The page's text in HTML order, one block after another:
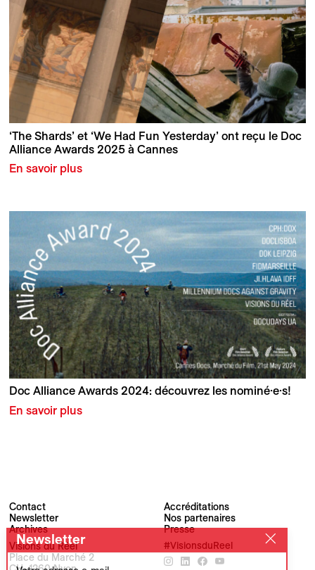
‘The Shards’ et ‘We Had Fun Yesterday’ ont reçu le Doc
Alliance Awards 2025 à Cannes
En savoir plus
Doc Alliance Awards 2024: découvrez les nominé·e·s!
En savoir plus
Contact
Newsletter
Archives
Accréditations
Nos partenaires
Presse
Visions du Réel
Place du Marché 2
#VisionsduReel
Newsletter